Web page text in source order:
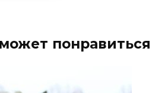
понравиться